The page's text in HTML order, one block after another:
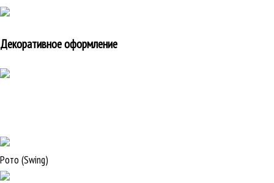
Декоративное оформление
Рото (Swing)